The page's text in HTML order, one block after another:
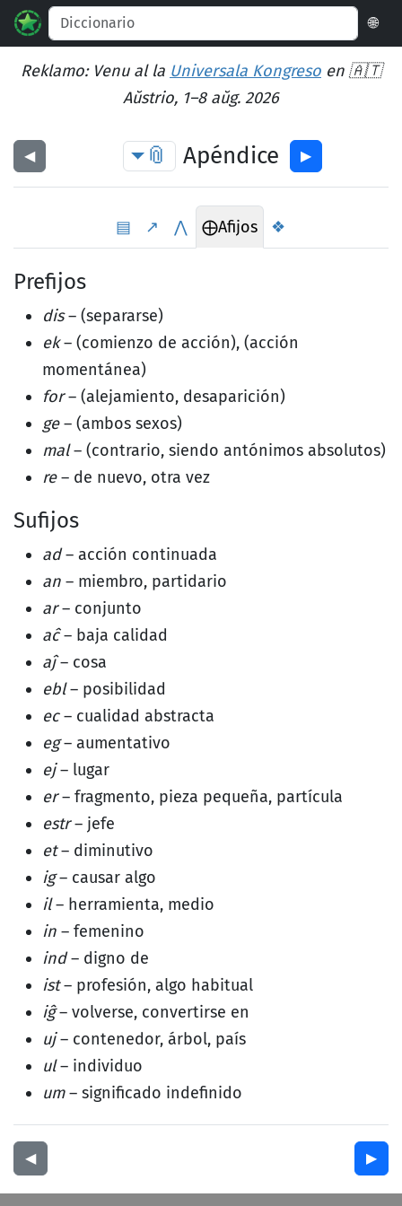
🌐
Reklamo: Venu al la Universala Kongreso en 🇦🇹
Aŭstrio, 1–8 aŭg. 2026
◀︎ 📎 Apéndice ▶︎
▤ ↗ ⋀ ⨁Afijos ❖
Prefijos
dis– (separarse)
ek– (comienzo de acción), (acción
momentánea)
for– (alejamiento, desaparición)
ge– (ambos sexos)
mal– (contrario, siendo antónimos absolutos)
re– de nuevo, otra vez
Sufijos
ad– acción continuada
an – miembro, partidario
ar– conjunto
aĉ– baja calidad
aĵ– cosa
ebl– posibilidad
ec– cualidad abstracta
eg– aumentativo
ej– lugar
er– fragmento, pieza pequeña, partícula
estr– jefe
et– diminutivo
ig– causar algo
il– herramienta, medio
in – femenino
ind– digno de
ist– profesión, algo habitual
iĝ– volverse, convertirse en
uj– contenedor, árbol, país
ul– individuo
um– significado indefinido
◀︎ ▶︎